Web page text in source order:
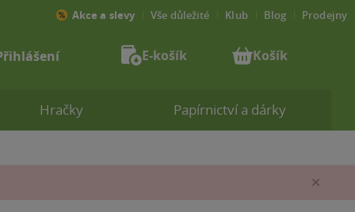
Hračky Papírnictví a dárky
Akce a slevy Vše důležité Klub Blog Prodejny
E-košík Košík